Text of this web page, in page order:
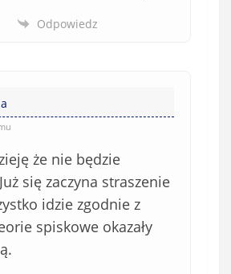
Odpowiedz
że nie będzie
się zaczyna straszenie
idzie zgodnie z
spiskowe okazały